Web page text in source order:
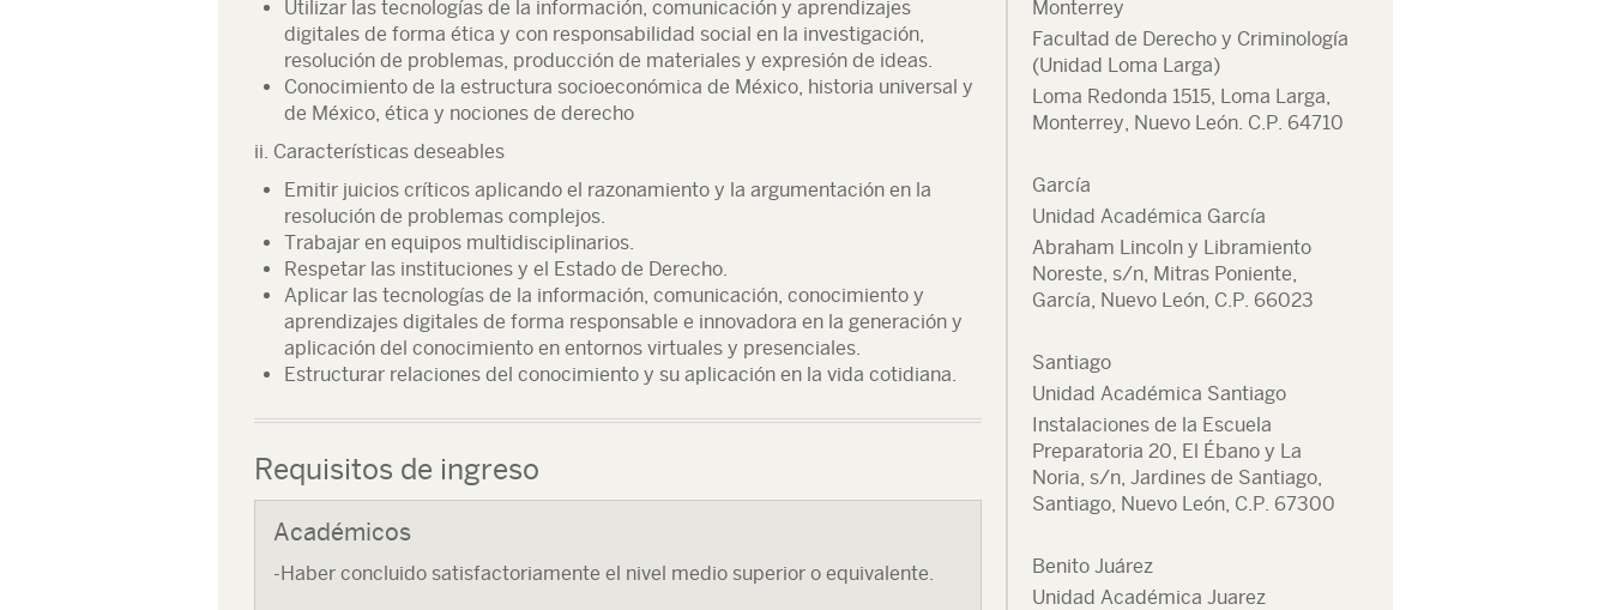
Utilizar las tecnologías de la información, comunicación y aprendizajes
digitales de forma ética y con responsabilidad social en la investigación,
resolución de problemas, producción de materiales y expresión de ideas.
Conocimiento de la estructura socioeconómica de México, historia universal y
de México, ética y nociones de derecho
ii. Características deseables
Emitir juicios críticos aplicando el razonamiento y la argumentación en la
resolución de problemas complejos.
Trabajar en equipos multidisciplinarios.
Respetar las instituciones y el Estado de Derecho.
Aplicar las tecnologías de la información, comunicación, conocimiento y
aprendizajes digitales de forma responsable e innovadora en la generación y
aplicación del conocimiento en entornos virtuales y presenciales.
Estructurar relaciones del conocimiento y su aplicación en la vida cotidiana.
Requisitos de ingreso
Académicos
-Haber concluido satisfactoriamente el nivel medio superior o equivalente.
Monterrey
Facultad de Derecho y Criminología
(Unidad Loma Larga)
Loma Redonda 1515, Loma Larga,
Monterrey, Nuevo León. C.P. 64710
García
Unidad Académica García
Abraham Lincoln y Libramiento
Noreste, s/n, Mitras Poniente,
García, Nuevo León, C.P. 66023
Santiago
Unidad Académica Santiago
Instalaciones de la Escuela
Preparatoria 20, El Ébano y La
Noria, s/n, Jardines de Santiago,
Santiago, Nuevo León, C.P. 67300
Benito Juárez
Unidad Académica Juarez